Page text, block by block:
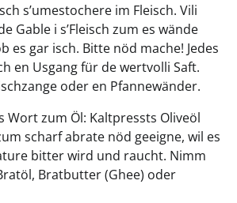
s’umestochere im Fleisch. Vili
Gable i s’Fleisch zum es wände
es gar isch. Bitte nöd mache! Jedes
en Usgang für de wertvolli Saft.
oder en Pfannewänder.
Wort zum Öl: Kaltpressts Oliveöl
scharf abrate nöd geeigne, wil es
bitter wird und raucht. Nimm
Bratbutter (Ghee) oder